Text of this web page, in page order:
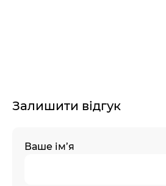
Залишити відгук
Ваше ім’я